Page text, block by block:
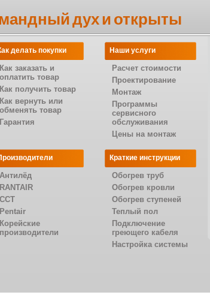
дух и открыты
делать покупки
Как заказать и
оплатить товар
Как получить товар
Как вернуть или
обменять товар
Гарантия
Наши услуги
Расчет стоимости
Проектирование
Монтаж
Программы
сервисного
обслуживания
Цены на монтаж
Антилёд
RANTAIR
CCT
Pentair
Корейские
производители
Краткие инструкции
Обогрев труб
Обогрев кровли
Обогрев ступеней
Теплый пол
Подключение
греющего кабеля
Настройка системы